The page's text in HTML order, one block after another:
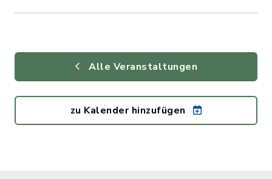
Alle Veranstaltungen
zu Kalender hinzufügen